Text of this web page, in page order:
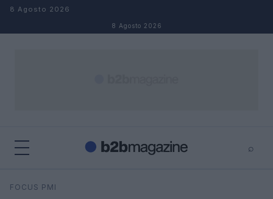
Salta al contenuto
8 Agosto 2026
8 Agosto 2026
⌕
Cerca
FOCUS PMI